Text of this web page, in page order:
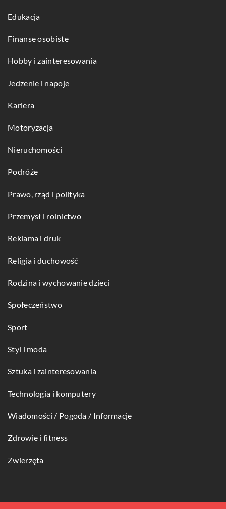
Edukacja
Finanse osobiste
Hobby i zainteresowania
Jedzenie i napoje
Kariera
Motoryzacja
Nieruchomości
Podróże
Prawo, rząd i polityka
Przemysł i rolnictwo
Reklama i druk
Religia i duchowość
Rodzina i wychowanie dzieci
Społeczeństwo
Sport
Styl i moda
Sztuka i zainteresowania
Technologia i komputery
Wiadomości / Pogoda / Informacje
Zdrowie i fitness
Zwierzęta